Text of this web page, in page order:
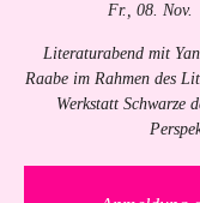
Fr., 08. Nov.
Literaturabend mit
Raabe im Rahmen des
Werkstatt Schwarze